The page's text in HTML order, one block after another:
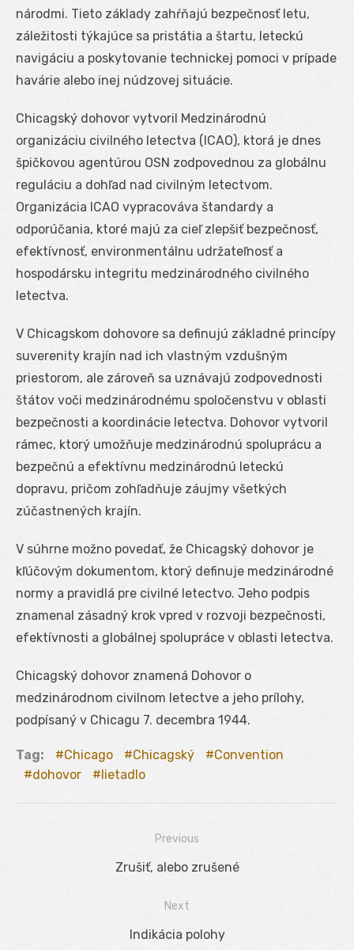
národmi. Tieto základy zahŕňajú bezpečnosť letu,
záležitosti týkajúce sa pristátia a štartu, leteckú
navigáciu a poskytovanie technickej pomoci v prípade
havárie alebo inej núdzovej situácie.
Chicagský dohovor vytvoril Medzinárodnú
organizáciu civilného letectva (ICAO), ktorá je dnes
špičkovou agentúrou OSN zodpovednou za globálnu
reguláciu a dohľad nad civilným letectvom.
Organizácia ICAO vypracováva štandardy a
odporúčania, ktoré majú za cieľ zlepšiť bezpečnosť,
efektívnosť, environmentálnu udržateľnosť a
hospodársku integritu medzinárodného civilného
letectva.
V Chicagskom dohovore sa definujú základné princípy
suverenity krajín nad ich vlastným vzdušným
priestorom, ale zároveň sa uznávajú zodpovednosti
štátov voči medzinárodnému spoločenstvu v oblasti
bezpečnosti a koordinácie letectva. Dohovor vytvoril
rámec, ktorý umožňuje medzinárodnú spoluprácu a
bezpečnú a efektívnu medzinárodnú leteckú
dopravu, pričom zohľadňuje záujmy všetkých
zúčastnených krajín.
V súhrne možno povedať, že Chicagský dohovor je
kľúčovým dokumentom, ktorý definuje medzinárodné
normy a pravidlá pre civilné letectvo. Jeho podpis
znamenal zásadný krok vpred v rozvoji bezpečnosti,
efektívnosti a globálnej spolupráce v oblasti letectva.
Chicagský dohovor znamená Dohovor o
medzinárodnom civilnom letectve a jeho prílohy,
podpísaný v Chicagu 7. decembra 1944.
Tag: Chicago Chicagský
Convention
dohovor
lietadlo
Navigácia
Previous
Previous
Zrušiť, alebo zrušené
Next
Next
Indikácia polohy